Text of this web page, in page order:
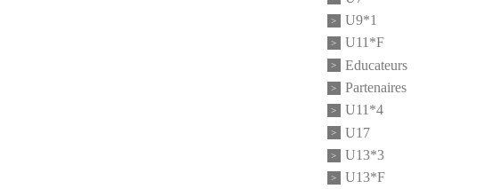
U9*1
U11*F
Educateurs
Partenaires
U11*4
U17
U13*3
U13*F